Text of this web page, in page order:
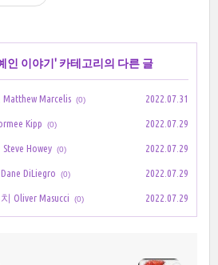
인 이야기 ' 카테고리의 다른 글
Marcelis (0) 2022.07.31
Kipp (0) 2022.07.29
Howey (0) 2022.07.29
DiLiegro (0) 2022.07.29
Oliver Masucci (0) 2022.07.29